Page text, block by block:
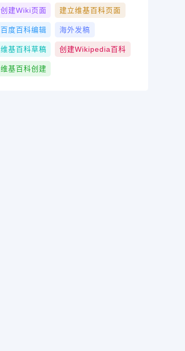
创建wiki页面 建立维基百科页面
百度百科编辑 海外发稿
维基百科草稿 创建Wikipedia百科
维基百科创建